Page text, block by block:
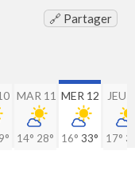
🔗 Partager
MAR 11
14° 28°
MER 12
16° 33°
JEU
17°